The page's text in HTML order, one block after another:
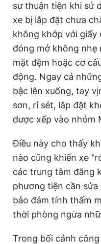
sự thuận tiện khi sử
xe bị lắp đặt chưa
không khớp với giấy
đóng mở không nhẹ
mặt đệm hoặc cơ
động. Ngay cả
bậc lên xuống, tay
sơn, rỉ sét, lắp đặt
được xếp vào nhóm
Điều này cho thấy
nào cũng khiến xe
các trung tâm đăng
phương tiện cần
bảo đảm tính thẩm
thời phòng ngừa
Trong bối cảnh